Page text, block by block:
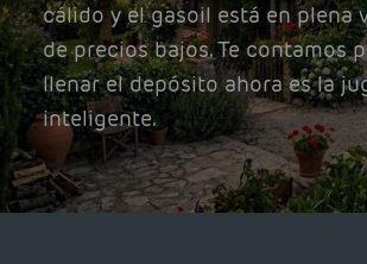
cálido y el gasoil está en plena
de precios bajos. Te contamos
llenar el depósito ahora es la
inteligente.